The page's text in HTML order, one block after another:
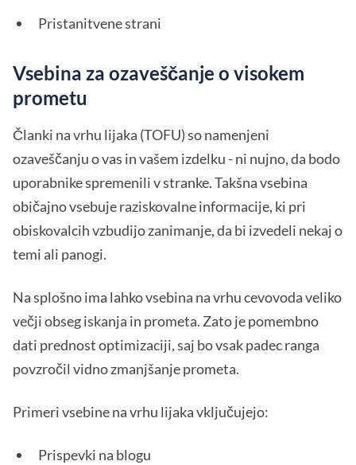
Pristanitvene strani
Vsebina za ozaveščanje o visokem
prometu
Članki na vrhu lijaka (TOFU) so namenjeni
ozaveščanju o vas in vašem izdelku - ni nujno, da bodo
uporabnike spremenili v stranke. Takšna vsebina
običajno vsebuje raziskovalne informacije, ki pri
obiskovalcih vzbudijo zanimanje, da bi izvedeli nekaj o
temi ali panogi.
Na splošno ima lahko vsebina na vrhu cevovoda veliko
večji obseg iskanja in prometa. Zato je pomembno
dati prednost optimizaciji, saj bo vsak padec ranga
povzročil vidno zmanjšanje prometa.
Primeri vsebine na vrhu lijaka vključujejo:
Prispevki na blogu